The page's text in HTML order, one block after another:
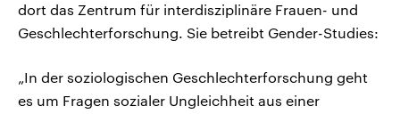
dort das Zentrum für interdisziplinäre Frauen- und
Geschlechterforschung. Sie betreibt Gender-Studies:
„In der soziologischen Geschlechterforschung geht
es um Fragen sozialer Ungleichheit aus einer